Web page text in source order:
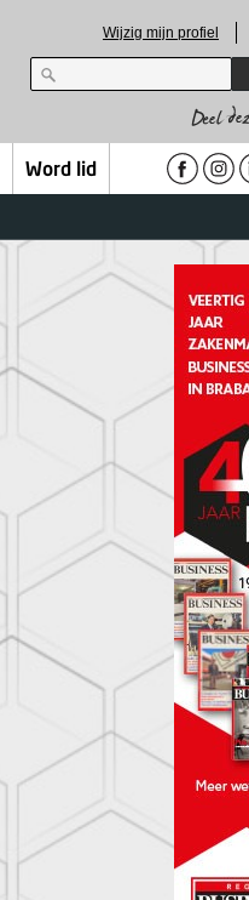
Wijzig mijn profiel
Word lid